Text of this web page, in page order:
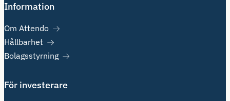
Information
Om Attendo
Hållbarhet
Bolagsstyrning
För investerare